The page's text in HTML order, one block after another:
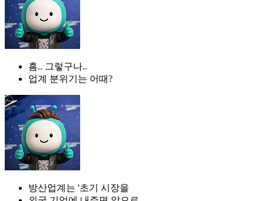
흠.. 그렇구나..
업계 분위기는 어때?
방산업계는 '초기 시장을